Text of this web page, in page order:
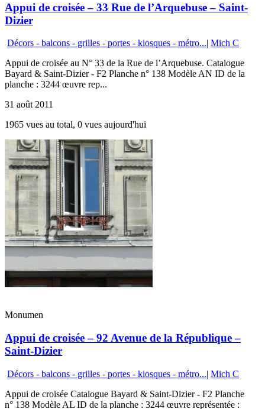
Appui de croisée – 33 Rue de l’Arquebuse – Saint-
Dizier
Décors - balcons - grilles - portes - kiosques - métro...| Mich C
Appui de croisée au N° 33 de la Rue de l’Arquebuse. Catalogue
Bayard & Saint-Dizier - F2 Planche n° 138 Modèle AN ID de la
planche : 3244 œuvre rep...
31 août 2011
1965 vues au total, 0 vues aujourd'hui
Monumen
Appui de croisée – 92 Avenue de la République –
Saint-Dizier
Décors - balcons - grilles - portes - kiosques - métro...| Mich C
Appui de croisée Catalogue Bayard & Saint-Dizier - F2 Planche
n° 138 Modèle AL ID de la planche : 3244 œuvre représentée :